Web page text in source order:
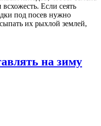
Если сеять
под посев нужно
их рыхлой землей,
на зиму